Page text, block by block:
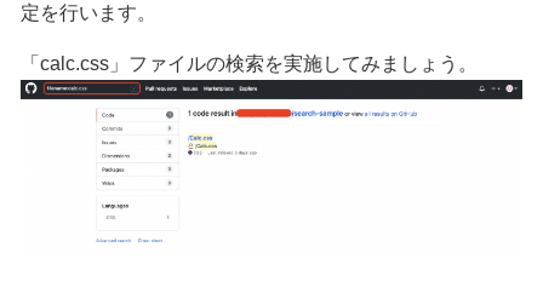
定を行います。
「calc.css」ファイルの検索を実施してみましょう。